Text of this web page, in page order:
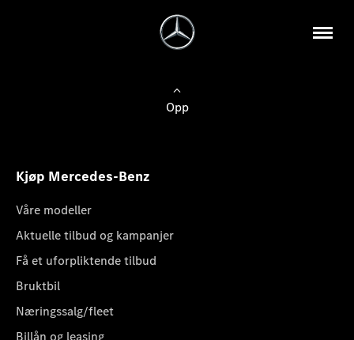
Opp
Kjøp Mercedes-Benz
Våre modeller
Aktuelle tilbud og kampanjer
Få et uforpliktende tilbud
Bruktbil
Næringssalg/fleet
Billån og leasing